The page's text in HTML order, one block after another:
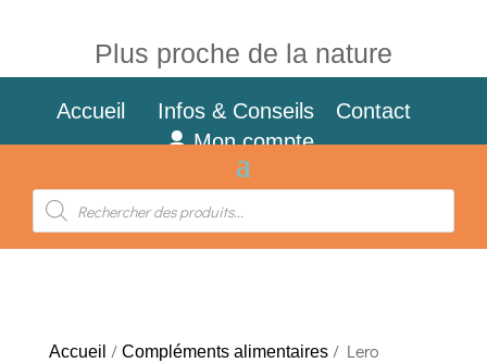
Plus proche de la nature
Accueil Infos & Conseils
Contact
Mon compte
Recherche
produits
Accueil / Compléments alimentaires/ Lero